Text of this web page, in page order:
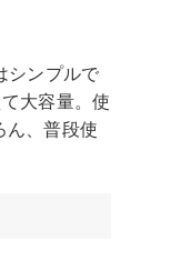
シンプルで
大容量。使
ん、普段使